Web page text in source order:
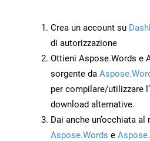
Crea un account su
di autorizzazione
Ottieni Aspose.Words e
sorgente da
per compilare/utilizzare
download alternative.
Dai anche un’occhiata
Aspose.Words e